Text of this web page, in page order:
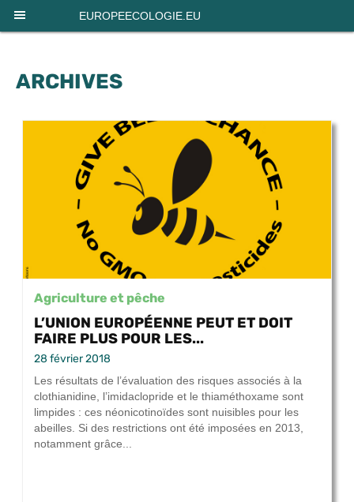
EUROPEECOLOGIE.EU
ARCHIVES
Agriculture et pêche
L’UNION EUROPÉENNE PEUT ET DOIT
FAIRE PLUS POUR LES...
28 février 2018
Les résultats de l’évaluation des risques associés à la
clothianidine, l’imidaclopride et le thiaméthoxame sont
limpides : ces néonicotinoïdes sont nuisibles pour les
abeilles. Si des restrictions ont été imposées en 2013,
notamment grâce...